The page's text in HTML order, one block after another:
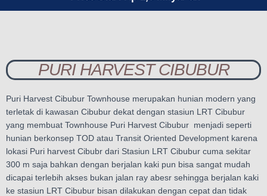
PURI HARVEST CIBUBUR
Puri Harvest Cibubur Townhouse merupakan hunian modern yang
terletak di kawasan Cibubur dekat dengan stasiun LRT Cibubur
yang membuat Townhouse Puri Harvest Cibubur menjadi seperti
hunian berkonsep TOD atau Transit Oriented Development karena
lokasi Puri harvest Cibubr dari Stasiun LRT Cibubur cuma sekitar
300 m saja bahkan dengan berjalan kaki pun bisa sangat mudah
dicapai terlebih akses bukan jalan ray abesr sehingga berjalan kaki
ke stasiun LRT Cibubur bisan dilakukan dengan cepat dan tidak